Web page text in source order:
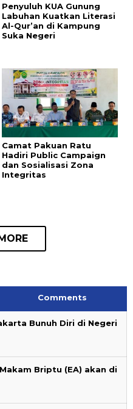
Penyuluh KUA Gunung
Labuhan Kuatkan Literasi
Al-Qur’an di Kampung
Suka Negeri
Camat Pakuan Ratu
Hadiri Public Campaign
dan Sosialisasi Zona
Integritas
Comments
Bunuh Diri di Negeri
Briptu (EA) akan di